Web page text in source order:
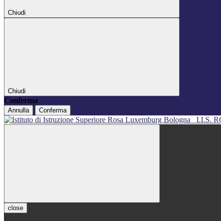
Chiudi
Chiudi
Conferma
Annulla Conferma
I.I.S.
close